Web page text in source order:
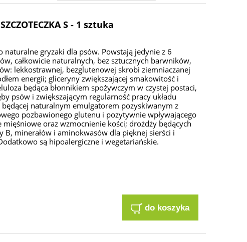
S - 1 sztuka
naturalne gryzaki dla psów. Powstają jedynie z 6
całkowicie naturalnych, bez sztucznych barwników,
lekkostrawnej, bezglutenowej skrobi ziemniaczanej
energii; gliceryny zwiększającej smakowitość i
będąca błonnikiem spożywczym w czystej postaci,
psów i zwiększającym regularność pracy układu
naturalnym emulgatorem pozyskiwanym z
pozbawionego glutenu i pozytywnie wpływającego
oraz wzmocnienie kości; drożdży będących
B, minerałów i aminokwasów dla pięknej sierści i
są hipoalergiczne i wegetariańskie.
do koszyka